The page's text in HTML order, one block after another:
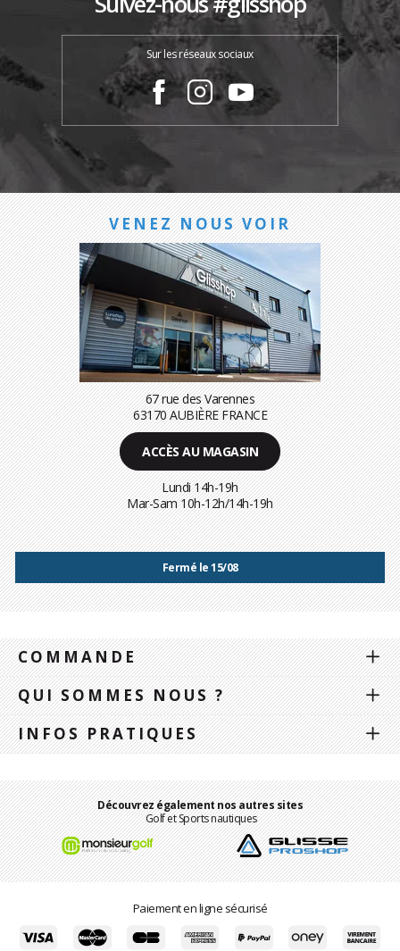
Sur les réseaux sociaux
VENEZ NOUS VOIR
67 rue des Varennes
63170 AUBIÈRE FRANCE
ACCÈS AU MAGASIN
Lundi 14h-19h
Mar-Sam 10h-12h/14h-19h
Fermé le 15/08
COMMANDE
QUI SOMMES NOUS ?
INFOS PRATIQUES
Découvrez également nos autres sites
Golf et Sports nautiques
Paiement en ligne sécurisé